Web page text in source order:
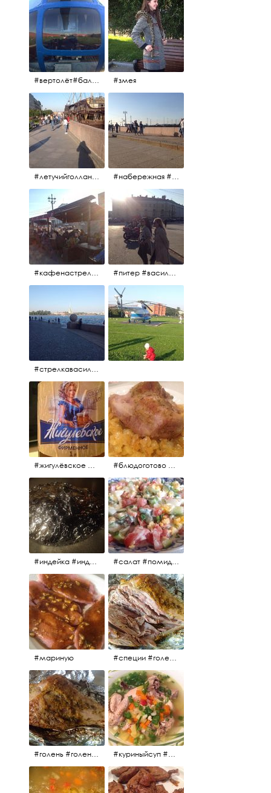
#вертолёт#балтийскиеавиалинии #петропавловскаякрепость #заячийостров #полётынадпитером #полётынадгородом #полёты #змея
#летучийголландец #набережнаяневы #набережная #людигуляют #биржевоймост
#кафенастрелкевасильевскогоострова #байкеры #питер #васильевскийостров #байкеры #иностранцы
#стрелкавасильевскогоострова #нева #река
#жигулёвское #пиво #свежеепиво #beer #напиток #блюдоготово #можнокушать #простолук #лук #индейкавфольге #мясоиндейки
#индейка #индейкавфольге #еда #мясоиндейки 🚀 #салат #помидоры #яйцо #огурцы #зелень #кинза #петрушка #укроп #сметана #соль #витамины
#мариную #специи #голень #голеньиндейки #индейка #мясо #еда #завтрак #голеньиндейкивфольге
#голень #голеньиндейки #голеньиндейкивфольге #индейка #завтрак #еда #мясо #куриныйсуп #еда #ужин #можнокушать